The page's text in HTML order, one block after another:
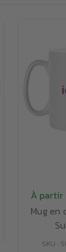
À partir
Mug en
SKU :